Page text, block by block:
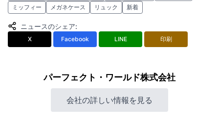
ミッフィー
メガネケース リュック 新着
ニュースのシェア:
X Facebook LINE 印刷
パーフェクト・ワールド株式会社
会社の詳しい情報を見る